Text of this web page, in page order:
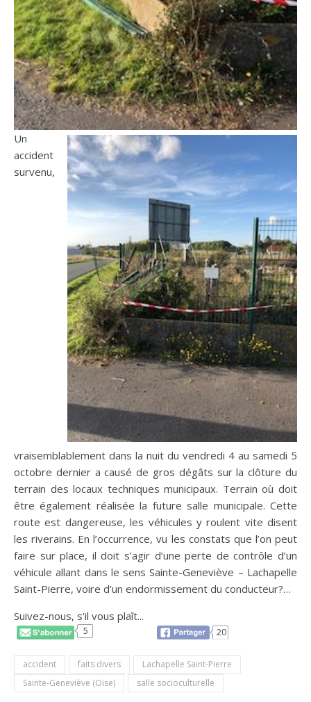
Un
accident
survenu,
vraisemblablement dans la nuit du vendredi 4 au samedi 5
octobre dernier a causé de gros dégâts sur la clôture du
terrain des locaux techniques municipaux. Terrain où doit
être également réalisée la future salle municipale. Cette
route est dangereuse, les véhicules y roulent vite disent
les riverains. En l’occurrence, vu les constats que l’on peut
faire sur place, il doit s’agir d’une perte de contrôle d’un
véhicule allant dans le sens Sainte-Geneviève – Lachapelle
Saint-Pierre, voire d’un endormissement du conducteur?…
Suivez-nous, s'il vous plaît...
5 20
accident faits divers
Lachapelle Saint-Pierre
Sainte-Geneviève (Oise)
salle socioculturelle